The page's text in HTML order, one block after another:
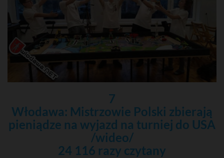
7
Włodawa: Mistrzowie Polski zbierają
pieniądze na wyjazd na turniej do USA
/wideo/
24 116 razy czytany